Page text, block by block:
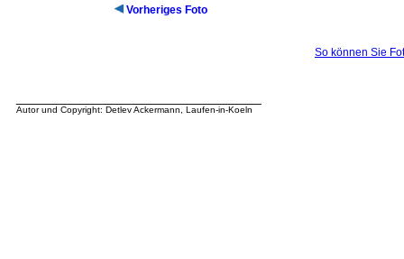
Vorheriges Foto
So können Sie
Autor und Copyright: Detlev Ackermann, Laufen-in-Koeln